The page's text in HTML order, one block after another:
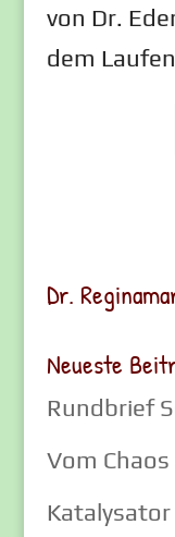
von Dr.
dem
Dr.
Neueste
Rundbrief
Vom